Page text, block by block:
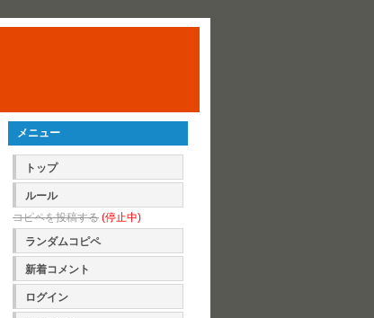
メニュー
トップ
ルール
コピペを投稿する (停止中)
ランダムコピペ
新着コメント
ログイン